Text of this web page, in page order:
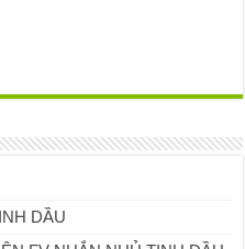
DẦU